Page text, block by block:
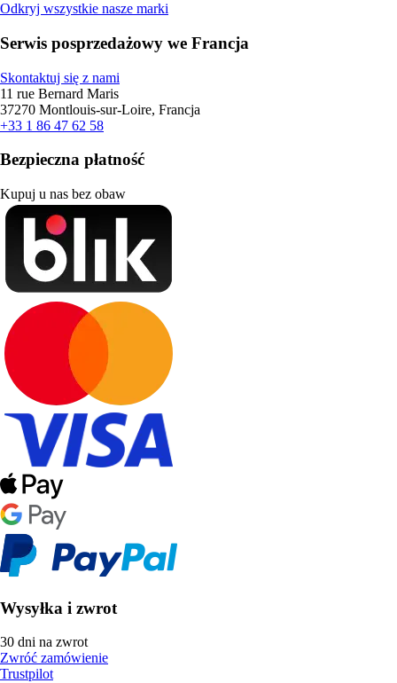
Odkryj wszystkie nasze marki
Serwis posprzedażowy we Francja
Skontaktuj się z nami
11 rue Bernard Maris
37270 Montlouis-sur-Loire, Francja
+33 1 86 47 62 58
Bezpieczna płatność
Kupuj u nas bez obaw
Wysyłka i zwrot
30 dni na zwrot
Zwróć zamówienie
Trustpilot